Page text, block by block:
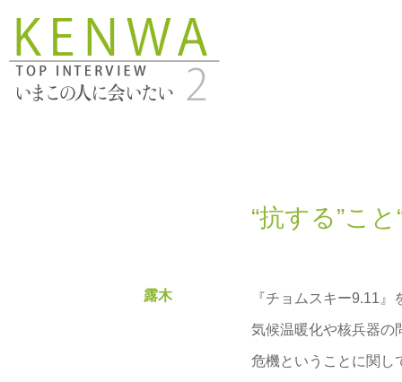
“抗する”こ
露木
『チョムスキー9.11
気候温暖化や核兵器の
危機ということに関し